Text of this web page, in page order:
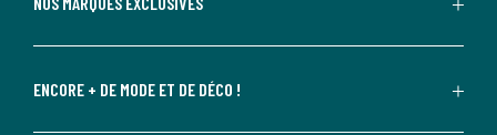
ENCORE + DE MODE ET DE DÉCO !